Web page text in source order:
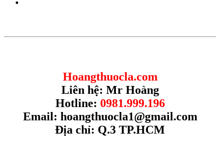
Hoangthuocla.com
Liên hệ: Mr Hoàng
Hotline: 0981.999.196
Email: hoangthuocla1@gmail.com
Địa chỉ: Q.3 TP.HCM